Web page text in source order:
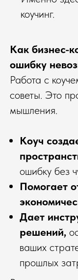
коучинг.
Как бизнес-
ошибку
Работа с
советы. Это
мышления.
Коуч
ошибку без
Помогает
Дает
решений,
ваших
прошлых